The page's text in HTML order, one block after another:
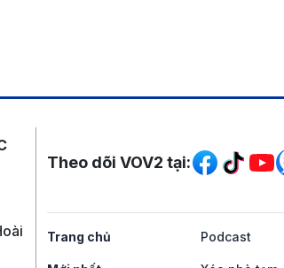
Mạng xã hội
Theo dõi VOV2 tại:
Trang chủ Podcast